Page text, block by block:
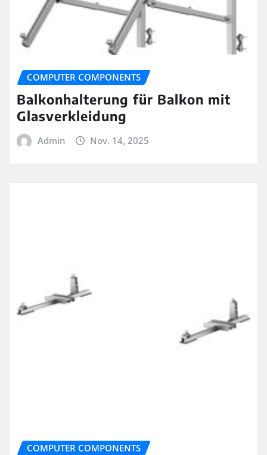
COMPUTER COMPONENTS
Balkonhalterung für Balkon mit
Glasverkleidung
Admin Nov. 14, 2025
COMPUTER COMPONENTS